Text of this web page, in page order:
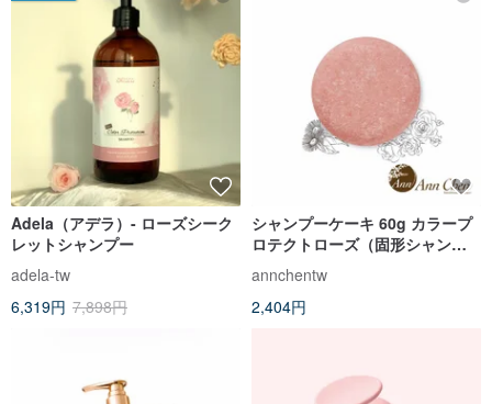
Adela（アデラ）- ローズシーク
レットシャンプー
adela-tw
6,319円 7,898円
シャンプーケーキ 60g カラープ
ロテクトローズ（固形シャンプ
annchentw
2,404円